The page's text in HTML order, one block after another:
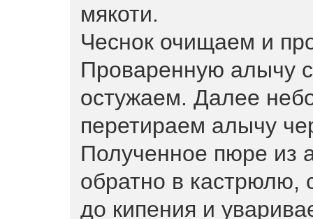
мякоти.
Чеснок очищаем и
Проваренную алычу
остужаем. Далее
перетираем алычу
Полученное пюре из
обратно в кастрюлю,
до кипения и